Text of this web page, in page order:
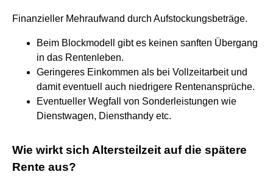
Finanzieller Mehraufwand durch Aufstockungsbeträge.
Beim Blockmodell gibt es keinen sanften Übergang
in das Rentenleben.
Geringeres Einkommen als bei Vollzeitarbeit und
damit eventuell auch niedrigere Rentenansprüche.
Eventueller Wegfall von Sonderleistungen wie
Dienstwagen, Diensthandy etc.
Wie wirkt sich Altersteilzeit auf die spätere
Rente aus?